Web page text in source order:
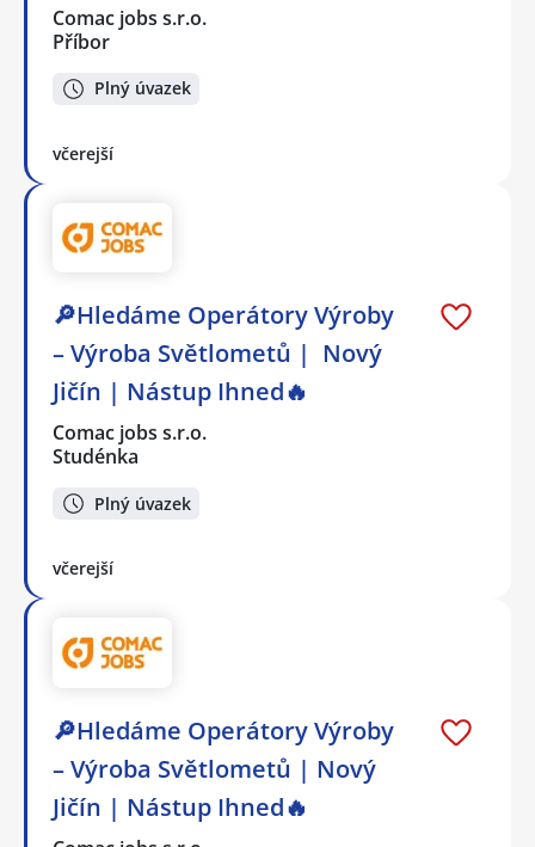
Comac jobs s.r.o.
Příbor
Plný úvazek
včerejší
🔎Hledáme Operátory Výroby
– Výroba Světlometů | Nový
Jičín | Nástup Ihned🔥
Comac jobs s.r.o.
Studénka
Plný úvazek
včerejší
🔎Hledáme Operátory Výroby
– Výroba Světlometů | Nový
Jičín | Nástup Ihned🔥